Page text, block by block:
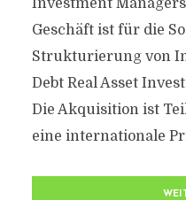
Investment
Geschäft ist für die
Strukturierung von
Debt Real Asset
Die Akquisition ist
eine internationale